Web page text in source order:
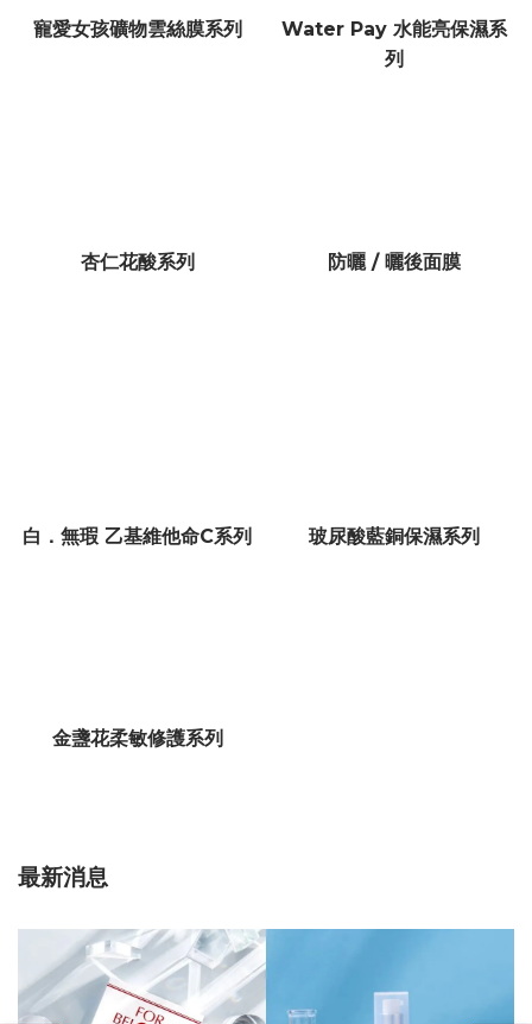
寵愛女孩礦物雲絲膜系列
Water Pay 水能亮保濕系
列
杏仁花酸系列 防曬 / 曬後面膜
白．無瑕 乙基維他命C系列 玻尿酸藍銅保濕系列
金盞花柔敏修護系列
最新消息